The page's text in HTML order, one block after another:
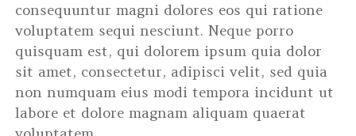
consequuntur magni dolores eos qui ratione
voluptatem sequi nesciunt. Neque porro
quisquam est, qui dolorem ipsum quia dolor
sit amet, consectetur, adipisci velit, sed quia
non numquam eius modi tempora incidunt ut
labore et dolore magnam aliquam quaerat